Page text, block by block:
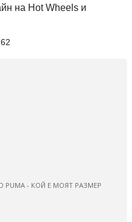
на Hot Wheels и
PUMA - КОЙ Е МОЯТ РАЗМЕР